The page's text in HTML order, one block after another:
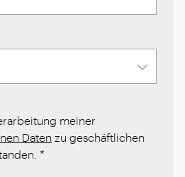
meiner
Daten zu geschäftlichen
*